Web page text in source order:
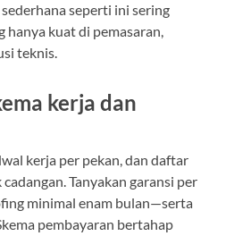
seperti ini sering
hanya kuat di pemasaran,
teknis.
kerja dan
kerja per pekan, dan daftar
Tanyakan garansi per
minimal enam bulan—serta
pembayaran bertahap